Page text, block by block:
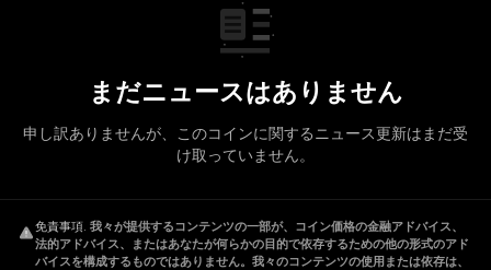
まだニュースはありません
申し訳ありませんが、このコインに関するニュース更新はまだ受
け取っていません。
免責事項. 我々が提供するコンテンツの一部が、コイン価格の金融アドバイス、
法的アドバイス、またはあなたが何らかの目的で依存するための他の形式のアド
バイスを構成するものではありません。我々のコンテンツの使用または依存は、